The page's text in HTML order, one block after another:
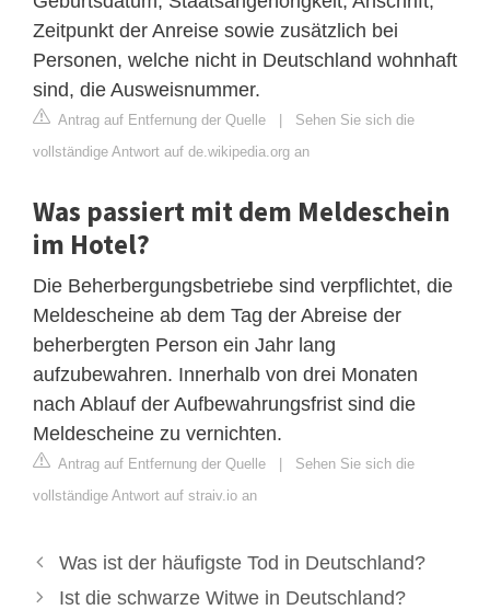
Zeitpunkt der Anreise sowie zusätzlich bei
Personen, welche nicht in Deutschland wohnhaft
sind, die Ausweisnummer.
Antrag auf Entfernung der Quelle | Sehen Sie sich die
vollständige Antwort auf de.wikipedia.org an
Was passiert mit dem Meldeschein
im Hotel?
Die Beherbergungsbetriebe sind verpflichtet, die
Meldescheine ab dem Tag der Abreise der
beherbergten Person ein Jahr lang
aufzubewahren. Innerhalb von drei Monaten
nach Ablauf der Aufbewahrungsfrist sind die
Meldescheine zu vernichten.
Antrag auf Entfernung der Quelle | Sehen Sie sich die
vollständige Antwort auf straiv.io an
Was ist der häufigste Tod in Deutschland?
Ist die schwarze Witwe in Deutschland?